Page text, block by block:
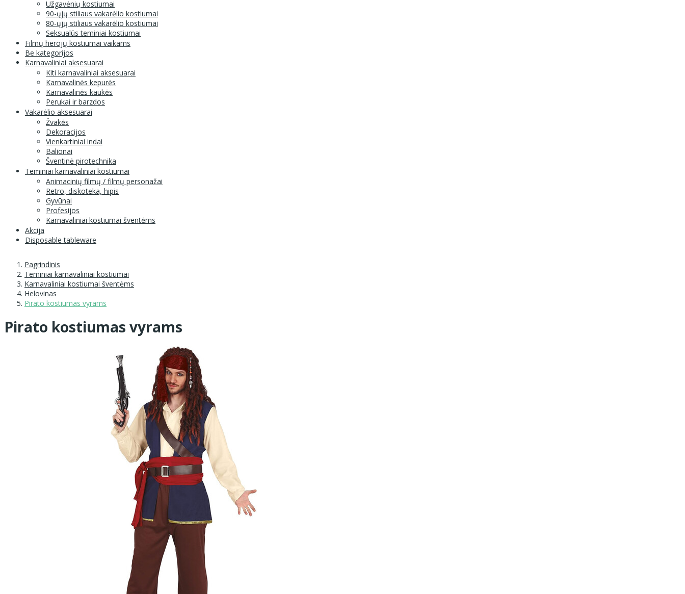
Užgavėnių kostiumai
90-ųjų stiliaus vakarėlio kostiumai
80-ųjų stiliaus vakarėlio kostiumai
Seksualūs teminiai kostiumai
Filmų herojų kostiumai vaikams
Be kategorijos
Karnavaliniai aksesuarai
Kiti karnavaliniai aksesuarai
Karnavalinės kepurės
Karnavalinės kaukės
Perukai ir barzdos
Vakarėlio aksesuarai
Žvakės
Dekoracijos
Vienkartiniai indai
Balionai
Šventinė pirotechnika
Teminiai karnavaliniai kostiumai
Animacinių filmų / filmų personažai
Retro, diskoteka, hipis
Gyvūnai
Profesijos
Karnavaliniai kostiumai šventėms
Akcija
Disposable tableware
Pagrindinis
Teminiai karnavaliniai kostiumai
Karnavaliniai kostiumai šventėms
Helovinas
Pirato kostiumas vyrams
Pirato kostiumas vyrams